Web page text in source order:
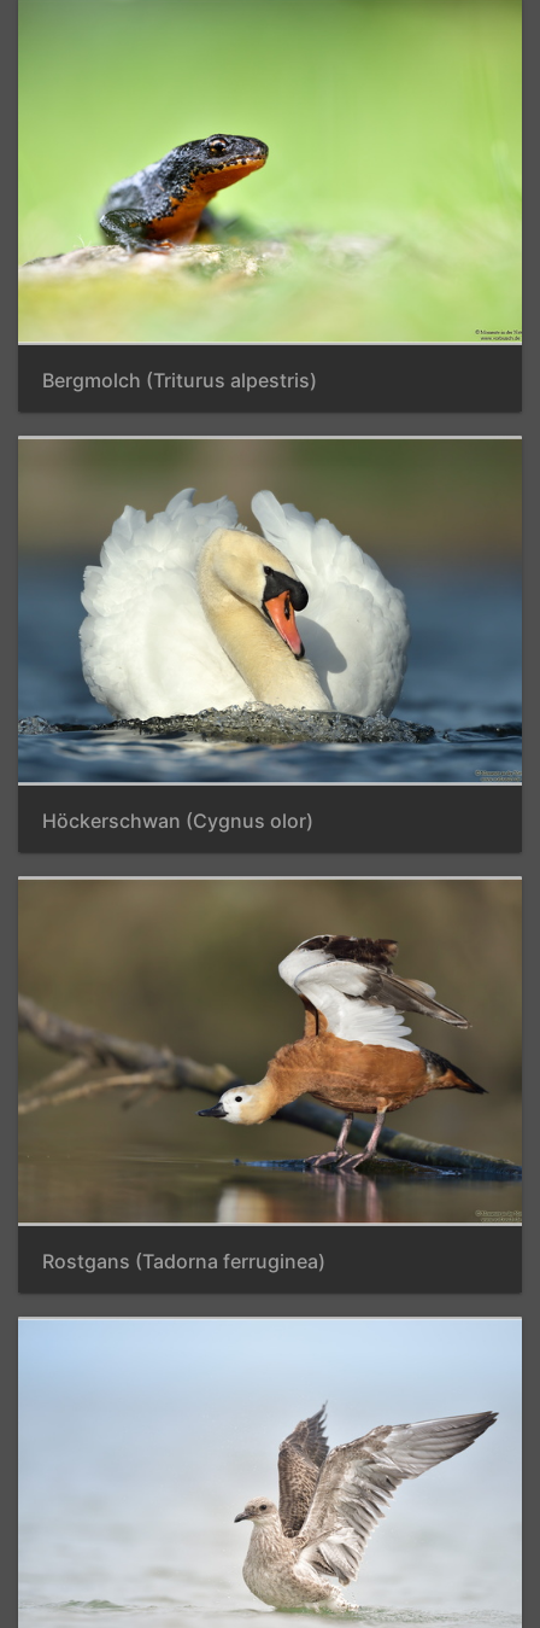
Bergmolch (Triturus alpestris)
Höckerschwan (Cygnus olor)
Rostgans (Tadorna ferruginea)